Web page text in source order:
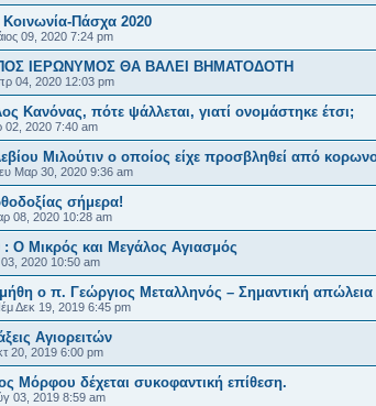
Πάσχα 2020
09, 2020 7:24 pm
ΙΕΡΩΝΥΜΟΣ ΘΑ ΒΑΛΕΙ ΒΗΜΑΤΟΔΟΤΗ
04, 2020 12:03 pm
Κανόνας, πότε ψάλλεται, γιατί ονομάστηκε έτσι;
02, 2020 7:40 am
Μιλούτιν ο οποίος είχε προσβληθεί από
Μαρ 30, 2020 9:36 am
σήμερα!
08, 2020 10:28 am
: Ο Μικρός και Μεγάλος Αγιασμός
03, 2020 10:50 am
ο π. Γεώργιος Μεταλληνός – Σημαντική απώλεια
Δεκ 19, 2019 6:45 pm
Αγιορειτών
20, 2019 6:00 pm
Μόρφου δέχεται συκοφαντική επίθεση.
03, 2019 8:59 am